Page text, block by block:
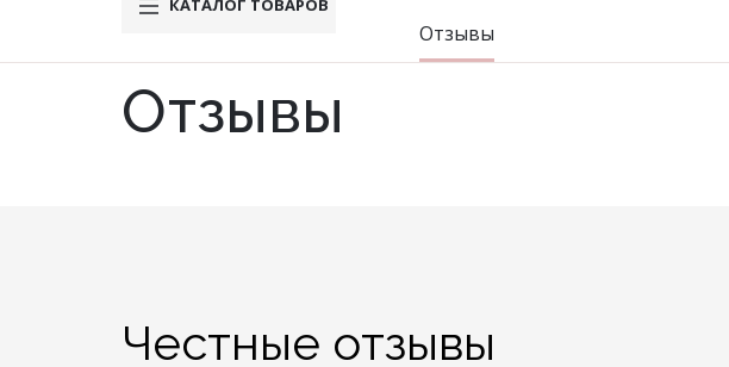
КАТАЛОГ ТОВАРОВ
Отзывы
Мужское Нижнее белье
Отзывы
Честные отзывы